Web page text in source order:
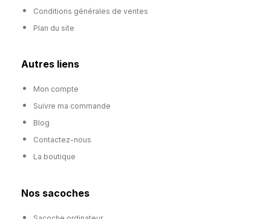
Conditions générales de ventes
Plan du site
Autres liens
Mon compte
Suivre ma commande
Blog
Contactez-nous
La boutique
Nos sacoches